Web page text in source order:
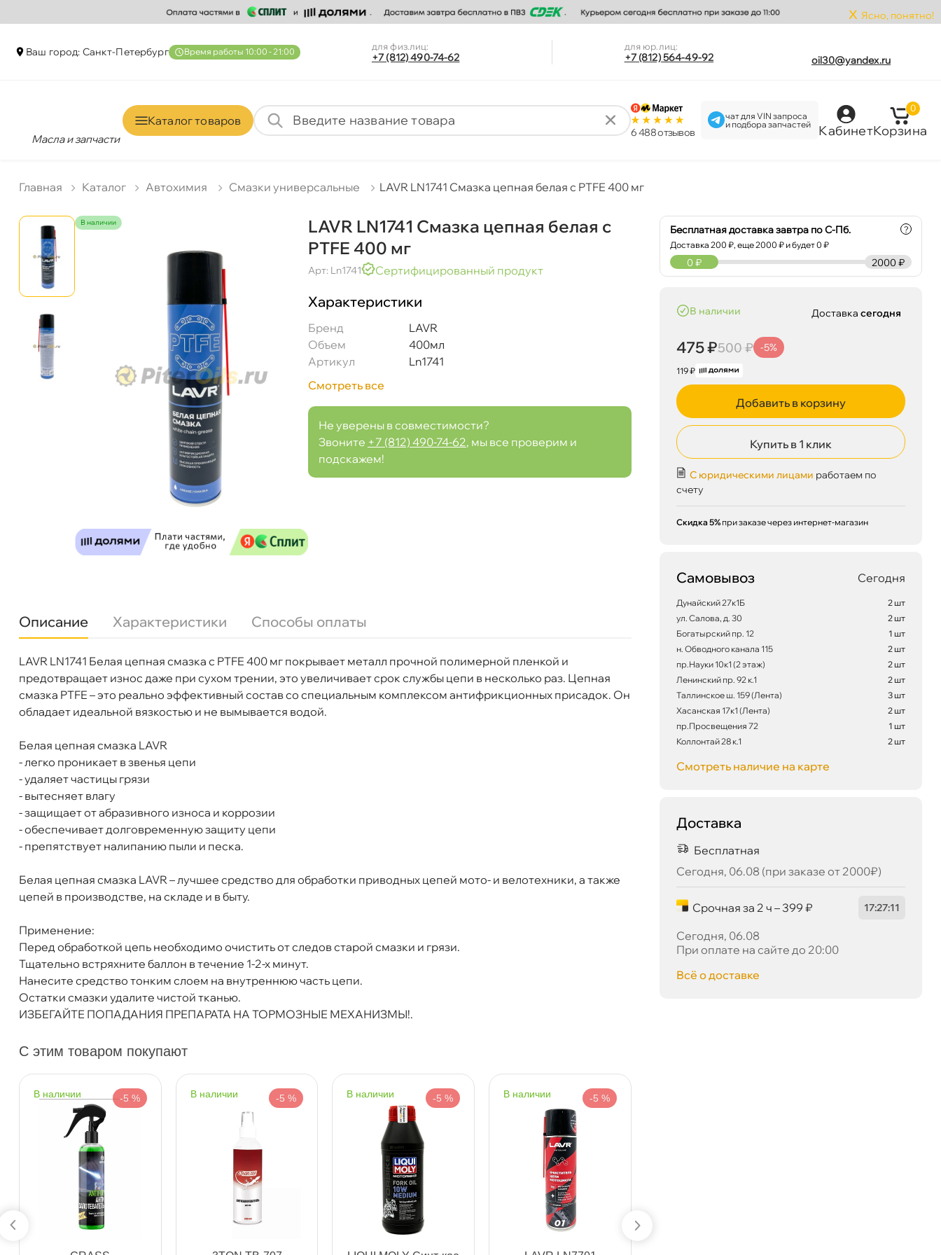
x Ясно, понятно!
аш город: Санкт-Петербур ремя работы 10:00 - 21:00 для физ.лиц:
+7 (812) 490-74-62
для юр.лиц:
+7 (812) 564-49-92 oil30@yandex.ru
Масла и запчасти
Каталог товаро
6 488 отзыво
чат для VIN запроса
и подбора запчастей
Кабинет
0
Корзина
Главная Катало Автохимия Смазки универсальные LAVR LN1741 Смазка цепная белая с PTFE 400 м
наличии
LAVR LN1741 Смазка цепная белая с
PTFE 400 м
Арт: Ln1741 Сертифицированный продукт
Характеристики
Бренд
LAVR
Объем
400мл
Артикул
Ln1741
Смотреть все
Не уверены в совместимости?
Звоните +7 (812) 490-74-62, мы все проверим и
подскажем!
Описание Характеристики Способы оплаты
LAVR LN1741 Белая цепная смазка с PTFE 400 мг покрывает металл прочной полимерной пленкой и
предотвращает износ даже при сухом трении, это увеличивает срок службы цепи в несколько раз. Цепная
смазка PTFE – это реально эффективный состав со специальным комплексом антифрикционных присадок. Он
обладает идеальной вязкостью и не вымывается водой.
Белая цепная смазка LAVR
- легко проникает в звенья цепи
- удаляет частицы грязи
- вытесняет влагу
- защищает от абразивного износа и коррозии
- обеспечивает долговременную защиту цепи
- препятствует налипанию пыли и песка.
Белая цепная смазка LAVR – лучшее средство для обработки приводных цепей мото- и велотехники, а также
цепей в производстве, на складе и в быту.
Применение:
Перед обработкой цепь необходимо очистить от следов старой смазки и грязи.
Тщательно встряхните баллон в течение 1-2-х минут.
Нанесите средство тонким слоем на внутреннюю часть цепи.
Остатки смазки удалите чистой тканью.
ИЗБЕГАЙТЕ ПОПАДАНИЯ ПРЕПАРАТА НА ТОРМОЗНЫЕ МЕХАНИЗМЫ!.
Бренд
LAVR
Объем
400мл
Артикул
Ln1741
С этим товаром покупают
наличии -5 % наличии -5 % наличии -5 % наличии -5 %
Бесплатная доставка завтра по С-Пб.
Доставка200 ₽, еще2000 ₽ и будет 0 ₽
?
2000 ₽
0 ₽
наличии
475 ₽500 ₽ -5%
119 ₽
Доставкасегодня
Добавить в корзину
Купить в 1 клик
С юридическими лицами работаем по
счету
Скидка 5% при заказе через интернет-магазин
Самовывоз Сегодня
Дунайский 27к1Б
2 шт
ул. Салова, д. 30
2 шт
Богатырский пр. 12
1 шт
н. Обводного канала 115
2 шт
пр.Науки 10к1 (2 этаж)
2 шт
Ленинский пр. 92 к.1
2 шт
Таллинское ш. 159 (Лента)
3 шт
Хасанская 17к1 (Лента)
2 шт
пр.Просвещения 72
1 шт
Коллонтай 28 к.1
2 шт
Смотреть наличие на карте
Доставка
Бесплатная
Сегодня, 06.08 (при заказе от 2000₽)
Срочная за 2 ч – 399 ₽ 17:27:10
Сегодня, 06.08
При оплате на сайте до 20:00
сё о доставке
475 ₽ 500 ₽
Бесплатная
Самовывоз
ул. Салова, д. 30
Сегодня, бесплатно
Богатырский пр. 12
1 шт
Пн–Вс10:00 – 21:00
Сегодня, бесплатно
н. Обводного канала 115
Сегодня, бесплатно
пр.Науки 10к1 (2 этаж)
ПН–ВС
Сегодня, бесплатно
Ленинский пр. 92 к.1
ПН–ВС